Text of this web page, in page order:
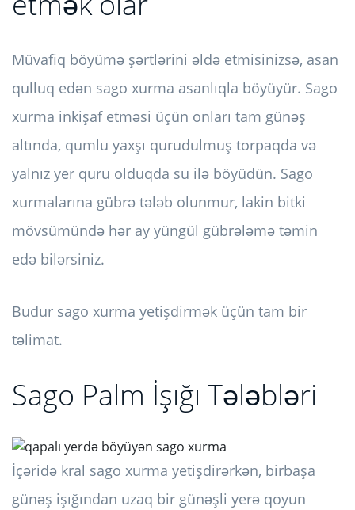
Müvafiq böyümə şərtlərini əldə etmisinizsə, asan
qulluq edən sago xurma asanlıqla böyüyür. Sago
xurma inkişaf etməsi üçün onları tam günəş
altında, qumlu yaxşı qurudulmuş torpaqda və
yalnız yer quru olduqda su ilə böyüdün. Sago
xurmalarına gübrə tələb olunmur, lakin bitki
mövsümündə hər ay yüngül gübrələmə təmin
edə bilərsiniz.
Budur sago xurma yetişdirmək üçün tam bir
təlimat.
Sago Palm İşığı Tələbləri
İçəridə kral sago xurma yetişdirərkən, birbaşa
günəş işığından uzaq bir günəşli yerə qoyun